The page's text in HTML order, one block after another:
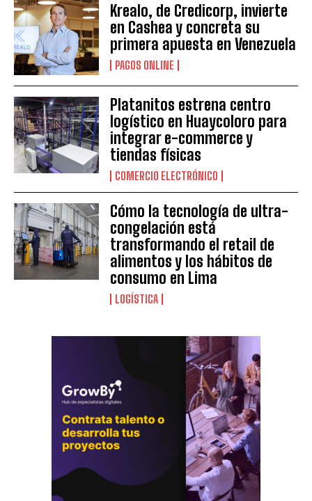
Krealo, de Credicorp, invierte
en Cashea y concreta su
primera apuesta en Venezuela
PAGOS ONLINE
Platanitos estrena centro
logístico en Huaycoloro para
integrar e-commerce y
tiendas físicas
COMERCIO ELECTRÓNICO
Cómo la tecnología de ultra-
congelación está
transformando el retail de
alimentos y los hábitos de
consumo en Lima
LOGÍSTICA